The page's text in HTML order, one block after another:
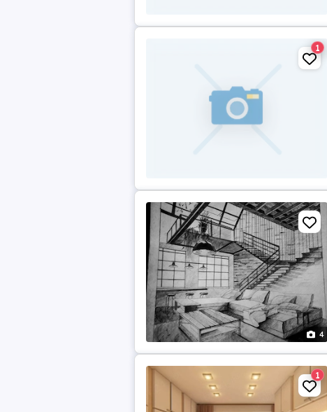
1
4
1